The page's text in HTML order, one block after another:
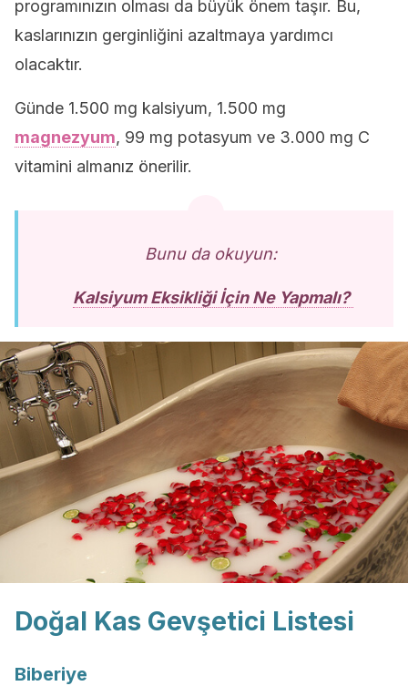
programınızın olması da büyük önem taşır. Bu,
kaslarınızın gerginliğini azaltmaya yardımcı
olacaktır.
Günde 1.500 mg kalsiyum, 1.500 mg
magnezyum, 99 mg potasyum ve 3.000 mg C
vitamini almanız önerilir.
Bunu da okuyun:
Kalsiyum Eksikliği İçin Ne Yapmalı?
Doğal Kas Gevşetici Listesi
Biberiye